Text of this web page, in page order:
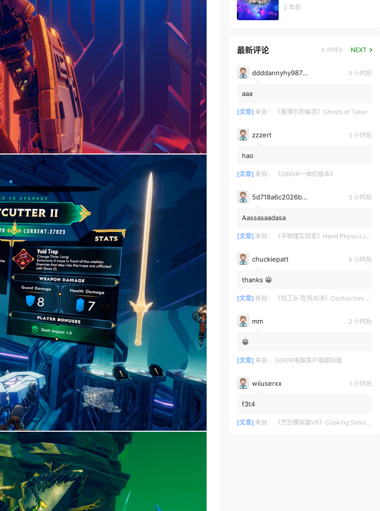
2 年前
最新评论 PREV NEXT
ddddannyhy987878 6 小时后
aaa
[文章] 来自： 《泰博尔的幽灵》Ghosts of Tabor
zzzert 5 小时后
hao
[文章] 来自： 《369VR一体机版本》
5d718a6c2026b3700bdc0c971e6d75361628 5 小时后
Aassasaadasa
[文章] 来自： 《手物理实验室》Hand Physics Lab
chuckiepatt 4 小时后
thanks 😀
[文章] 来自： 《包工头 吃鸡对决》Contractors Showdown
mm 2 小时后
😁
[文章] 来自： 369VR电脑客户端国际版
wiiuserxx 1 小时后
f3t4
[文章] 来自： 《烹饪模拟器VR》Cooking Simulator VR